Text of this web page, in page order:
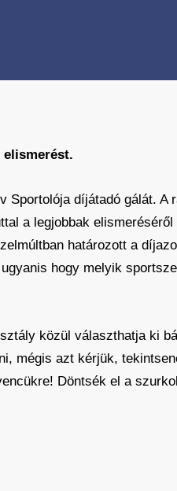
díjátadó gálát. A
a legjobbak
határozott a
hogy melyik
közül választhatja ki
mégis azt kérjük,
Döntsék el a